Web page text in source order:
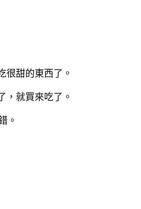
很甜的東西了。
，就買來吃了。
。